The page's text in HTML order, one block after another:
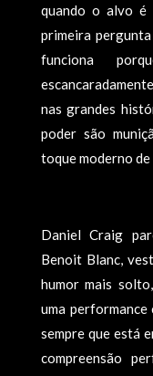
quando o alvo é
primeira
funciona
nas grandes
poder são
toque moderno
Daniel Craig
Benoit Blanc,
humor mais
uma performance
sempre que está
compreensão